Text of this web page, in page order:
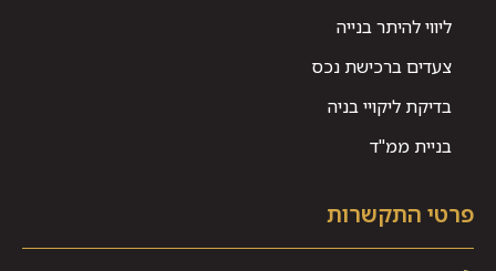
ליווי להיתר בנייה
צעדים ברכישת נכס
בדיקת ליקויי בניה
בניית ממ"ד
פרטי התקשרות